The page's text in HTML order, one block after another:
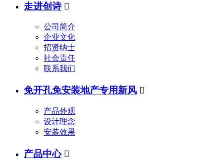
走进创诗 
公司简介
企业文化
招贤纳士
社会责任
联系我们
免开孔免安装地产专用新风 
产品外观
设计理念
安装效果
产品中心 